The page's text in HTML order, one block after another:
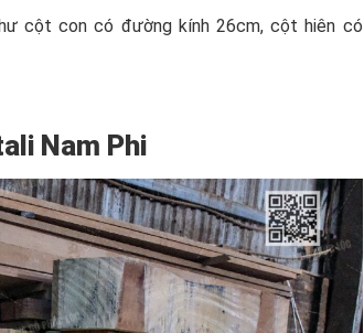
cột con có đường kính 26cm, cột hiên có
Nam Phi